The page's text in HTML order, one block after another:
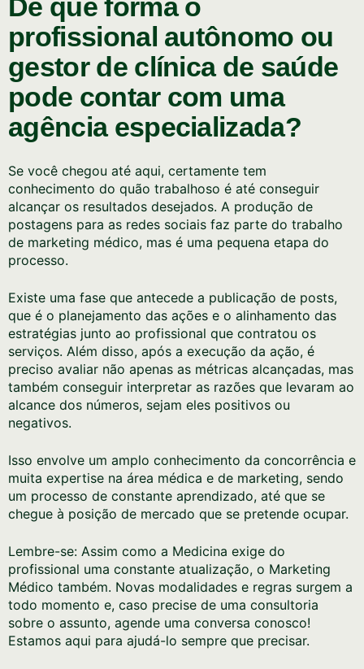
De que forma o
profissional autônomo ou
gestor de clínica de saúde
pode contar com uma
agência especializada?
Se você chegou até aqui, certamente tem
conhecimento do quão trabalhoso é até conseguir
alcançar os resultados desejados. A produção de
postagens para as redes sociais faz parte do trabalho
de marketing médico, mas é uma pequena etapa do
processo.
Existe uma fase que antecede a publicação de posts,
que é o planejamento das ações e o alinhamento das
estratégias junto ao profissional que contratou os
serviços. Além disso, após a execução da ação, é
preciso avaliar não apenas as métricas alcançadas, mas
também conseguir interpretar as razões que levaram ao
alcance dos números, sejam eles positivos ou
negativos.
Isso envolve um amplo conhecimento da concorrência e
muita expertise na área médica e de marketing, sendo
um processo de constante aprendizado, até que se
chegue à posição de mercado que se pretende ocupar.
Lembre-se: Assim como a Medicina exige do
profissional uma constante atualização, o Marketing
Médico também. Novas modalidades e regras surgem a
todo momento e, caso precise de uma consultoria
sobre o assunto, agende uma conversa conosco!
Estamos aqui para ajudá-lo sempre que precisar.